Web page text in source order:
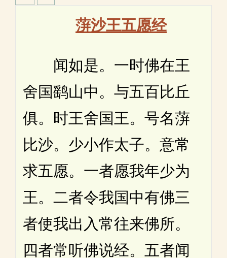
蓱沙王五愿经
闻如是。一时佛在王
舍国鹞山中。与五百比丘
俱。时王舍国王。号名蓱
比沙。少小作太子。意常
求五愿。一者愿我年少为
王。二者令我国中有佛三
者使我出入常往来佛所。
四者常听佛说经。五者闻